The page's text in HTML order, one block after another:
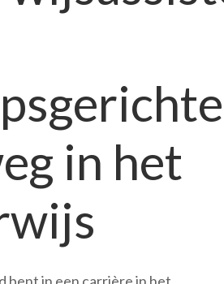
in
in het